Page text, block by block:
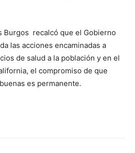
Burgos recalcó que el Gobierno
las acciones encaminadas a
de salud a la población y en el
el compromiso de que
es permanente.